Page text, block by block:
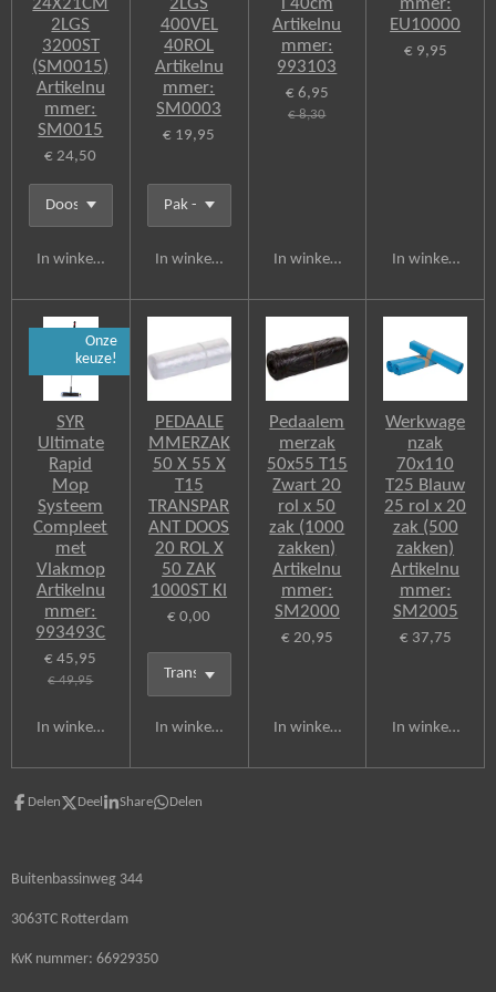
24X21CM
2LGS
3200ST
(SM0015)
Artikelnu
mmer:
SM0015
€ 24,50
In winkelwagen
2LGS
400VEL
40ROL
Artikelnu
mmer:
SM0003
€ 19,95
In winkelwagen
l 40cm
Artikelnu
mmer:
993103
€ 6,95
€ 8,30
In winkelwagen
mmer:
EU10000
€ 9,95
In winkelwagen
Onze
keuze!
SYR
Ultimate
Rapid
Mop
Systeem
Compleet
met
Vlakmop
Artikelnu
mmer:
993493C
€ 45,95
€ 49,95
In winkelwagen
PEDAALE
MMERZAK
50 X 55 X
T15
TRANSPAR
ANT DOOS
20 ROL X
50 ZAK
1000ST Kl
€ 0,00
In winkelwagen
Pedaalem
merzak
50x55 T15
Zwart 20
rol x 50
zak (1000
zakken)
Artikelnu
mmer:
SM2000
€ 20,95
In winkelwagen
Werkwage
nzak
70x110
T25 Blauw
25 rol x 20
zak (500
zakken)
Artikelnu
mmer:
SM2005
€ 37,75
In winkelwagen
Delen Deel Share Delen
Buitenbassinweg 344
3063TC Rotterdam
KvK nummer: 66929350